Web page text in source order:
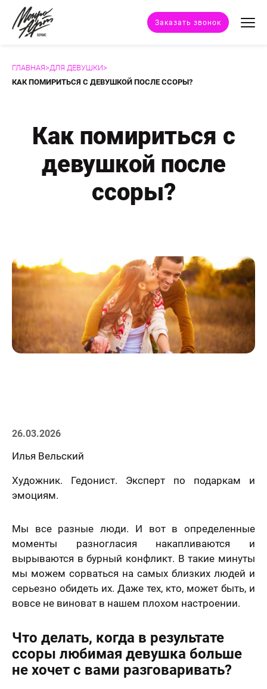
Заказать звонок
Техники портрета
Дополнительные услуги
Статьи
ГЛАВНАЯ>ДЛЯ ДЕВУШКИ>
КАК ПОМИРИТЬСЯ С ДЕВУШКОЙ ПОСЛЕ ССОРЫ?
Как помириться с
девушкой после
ссоры?
26.03.2026
Илья Вельский
Художник. Гедонист. Эксперт по подаркам и
эмоциям.
Мы все разные люди. И вот в определенные
моменты разногласия накапливаются и
вырываются в бурный конфликт. В такие минуты
мы можем сорваться на самых близких людей и
серьезно обидеть их. Даже тех, кто, может быть, и
вовсе не виноват в нашем плохом настроении.
Что делать, когда в результате
ссоры любимая девушка больше
не хочет с вами разговаривать?